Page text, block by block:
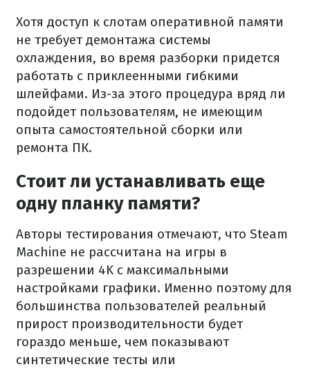
Хотя доступ к слотам оперативной памяти
не требует демонтажа системы
охлаждения, во время разборки придется
работать с приклеенными гибкими
шлейфами. Из-за этого процедура вряд ли
подойдет пользователям, не имеющим
опыта самостоятельной сборки или
ремонта ПК.
Стоит ли устанавливать еще
одну планку памяти?
Авторы тестирования отмечают, что Steam
Machine не рассчитана на игры в
разрешении 4K с максимальными
настройками графики. Именно поэтому для
большинства пользователей реальный
прирост производительности будет
гораздо меньше, чем показывают
синтетические тесты или